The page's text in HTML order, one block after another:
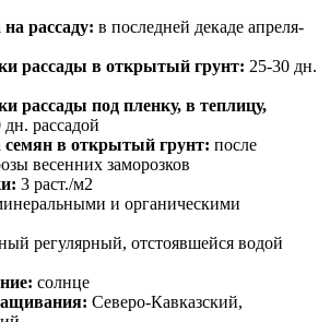
рассаду: в последней декаде апреля-
рассады в открытый грунт: 25-30 дн.
рассады под пленку, в теплицу,
дн. рассадой
семян в открытый грунт: после
весенних заморозков
3 раст./м2
и органическими
регулярный, отстоявшейся водой
солнце
Северо-Кавказский,